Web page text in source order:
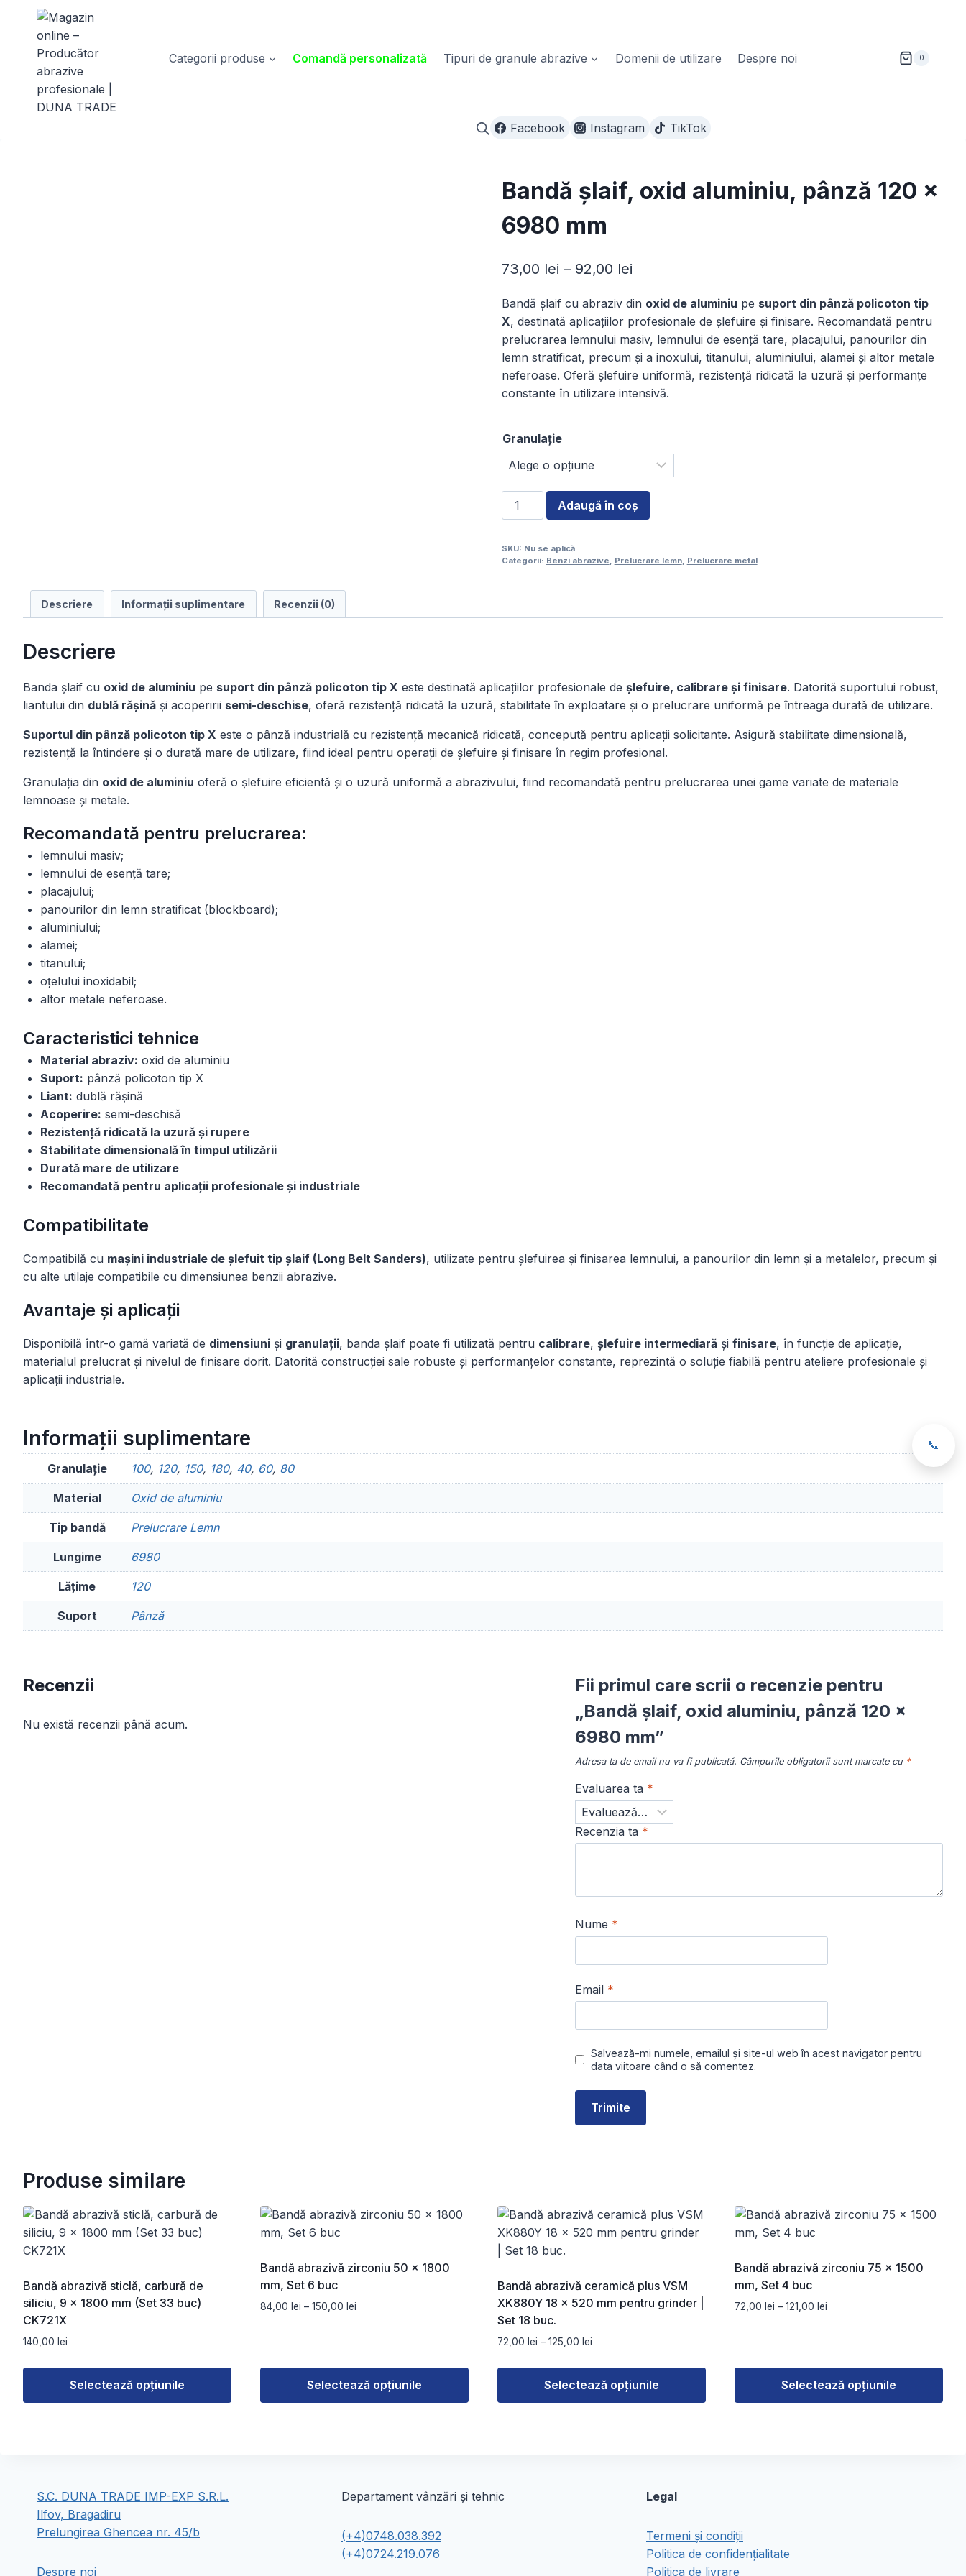
content
Categorii produse
Comandă personalizată Tipuri de granule abrazive Domenii de utilizare Despre noi 0
Facebook Instagram TikTok
Bandă șlaif, oxid aluminiu, pânză 120 x
6980 mm
73,00 lei – 92,00 leiInterval
prețuri:
73,00 lei
până
la
Bandă șlaif cu abraziv din oxid de aluminiu pe suport din pânză policoton tip
X, destinată aplicațiilor profesionale de șlefuire și finisare. Recomandată pentru
prelucrarea lemnului masiv, lemnului de esență tare, placajului, panourilor din
lemn stratificat, precum și a inoxului, titanului, aluminiului, alamei și altor metale
neferoase. Oferă șlefuire uniformă, rezistență ridicată la uzură și performanțe
constante în utilizare intensivă.
Granulație
Cantitate
Bandă
oxid
Adaugă în coș
SKU: Nu se aplică
Categorii: Benzi abrazive, Prelucrare lemn, Prelucrare metal
Descriere Informații suplimentare Recenzii (0)
Descriere
Banda șlaif cu oxid de aluminiu pe suport din pânză policoton tip X este destinată aplicațiilor profesionale de șlefuire, calibrare și finisare. Datorită suportului robust,
liantului din dublă rășină și acoperirii semi-deschise, oferă rezistență ridicată la uzură, stabilitate în exploatare și o prelucrare uniformă pe întreaga durată de utilizare.
Suportul din pânză policoton tip X este o pânză industrială cu rezistență mecanică ridicată, concepută pentru aplicații solicitante. Asigură stabilitate dimensională,
rezistență la întindere și o durată mare de utilizare, fiind ideal pentru operații de șlefuire și finisare în regim profesional.
Granulația din oxid de aluminiu oferă o șlefuire eficientă și o uzură uniformă a abrazivului, fiind recomandată pentru prelucrarea unei game variate de materiale
lemnoase și metale.
Recomandată pentru prelucrarea:
lemnului masiv;
lemnului de esență tare;
placajului;
panourilor din lemn stratificat (blockboard);
aluminiului;
alamei;
titanului;
oțelului inoxidabil;
altor metale neferoase.
Caracteristici tehnice
Material abraziv: oxid de aluminiu
Suport: pânză policoton tip X
Liant: dublă rășină
Acoperire: semi-deschisă
Rezistență ridicată la uzură și rupere
Stabilitate dimensională în timpul utilizării
Durată mare de utilizare
Recomandată pentru aplicații profesionale și industriale
Compatibilitate
Compatibilă cu mașini industriale de șlefuit tip șlaif (Long Belt Sanders), utilizate pentru șlefuirea și finisarea lemnului, a panourilor din lemn și a metalelor, precum și
cu alte utilaje compatibile cu dimensiunea benzii abrazive.
Avantaje și aplicații
Disponibilă într-o gamă variată de dimensiuni și granulații, banda șlaif poate fi utilizată pentru calibrare, șlefuire intermediară și finisare, în funcție de aplicație,
materialul prelucrat și nivelul de finisare dorit. Datorită construcției sale robuste și performanțelor constante, reprezintă o soluție fiabilă pentru ateliere profesionale și
aplicații industriale.
Informații suplimentare
Granulație 100, 120, 150, 180, 40, 60, 80
Material Oxid de aluminiu
Tip bandă Prelucrare Lemn
Lungime 6980
Lățime 120
Suport Pânză
Recenzii
Nu există recenzii până acum.
Fii primul care scrii o recenzie pentru
„Bandă șlaif, oxid aluminiu, pânză 120 x
6980 mm”
Adresa ta de email nu va fi publicată. Câmpurile obligatorii sunt marcate cu *
Evaluarea ta *
Recenzia ta *
Nume *
Email *
Salvează-mi numele, emailul și site-ul web în acest navigator pentru
data viitoare când o să comentez.
Produse similare
Bandă abrazivă sticlă, carbură de
siliciu, 9 x 1800 mm (Set 33 buc)
CK721X
140,00 lei
Selectează opțiunile
variații.
Opțiunile
pot
alese
Bandă abrazivă zirconiu 50 x 1800
mm, Set 6 buc
84,00 lei – 150,00 lei
până
la
Selectează opțiunile
Bandă abrazivă ceramică plus VSM
XK880Y 18 × 520 mm pentru grinder |
Set 18 buc.
72,00 lei – 125,00 lei
prețuri:
72,00 lei
până
Selectează opțiunile
variații.
Bandă abrazivă zirconiu 75 x 1500
mm, Set 4 buc
72,00 lei – 121,00 lei
până
la
Selectează opțiunile
pot
fi
alese
S.C. DUNA TRADE IMP-EXP S.R.L.
Ilfov, Bragadiru
Prelungirea Ghencea nr. 45/b
Despre noi
Departament vânzări și tehnic
(+4)0748.038.392
(+4)0724.219.076
Legal
Termeni și condiții
Politica de confidențialitate
Politica de livrare
📞